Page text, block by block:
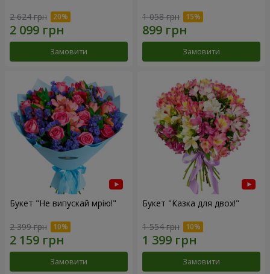
2 624 грн
Замовити
1 058 грн
Замовити
Букет "Не випускай мрію!"
2 399 грн
Замовити
Букет "Казка для двох!"
1 554 грн
Замовити